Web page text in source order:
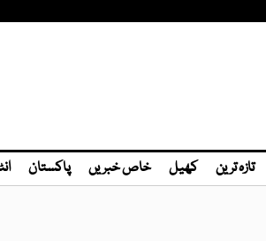
تازہ ترین کھیل خاص خبریں پاکستان